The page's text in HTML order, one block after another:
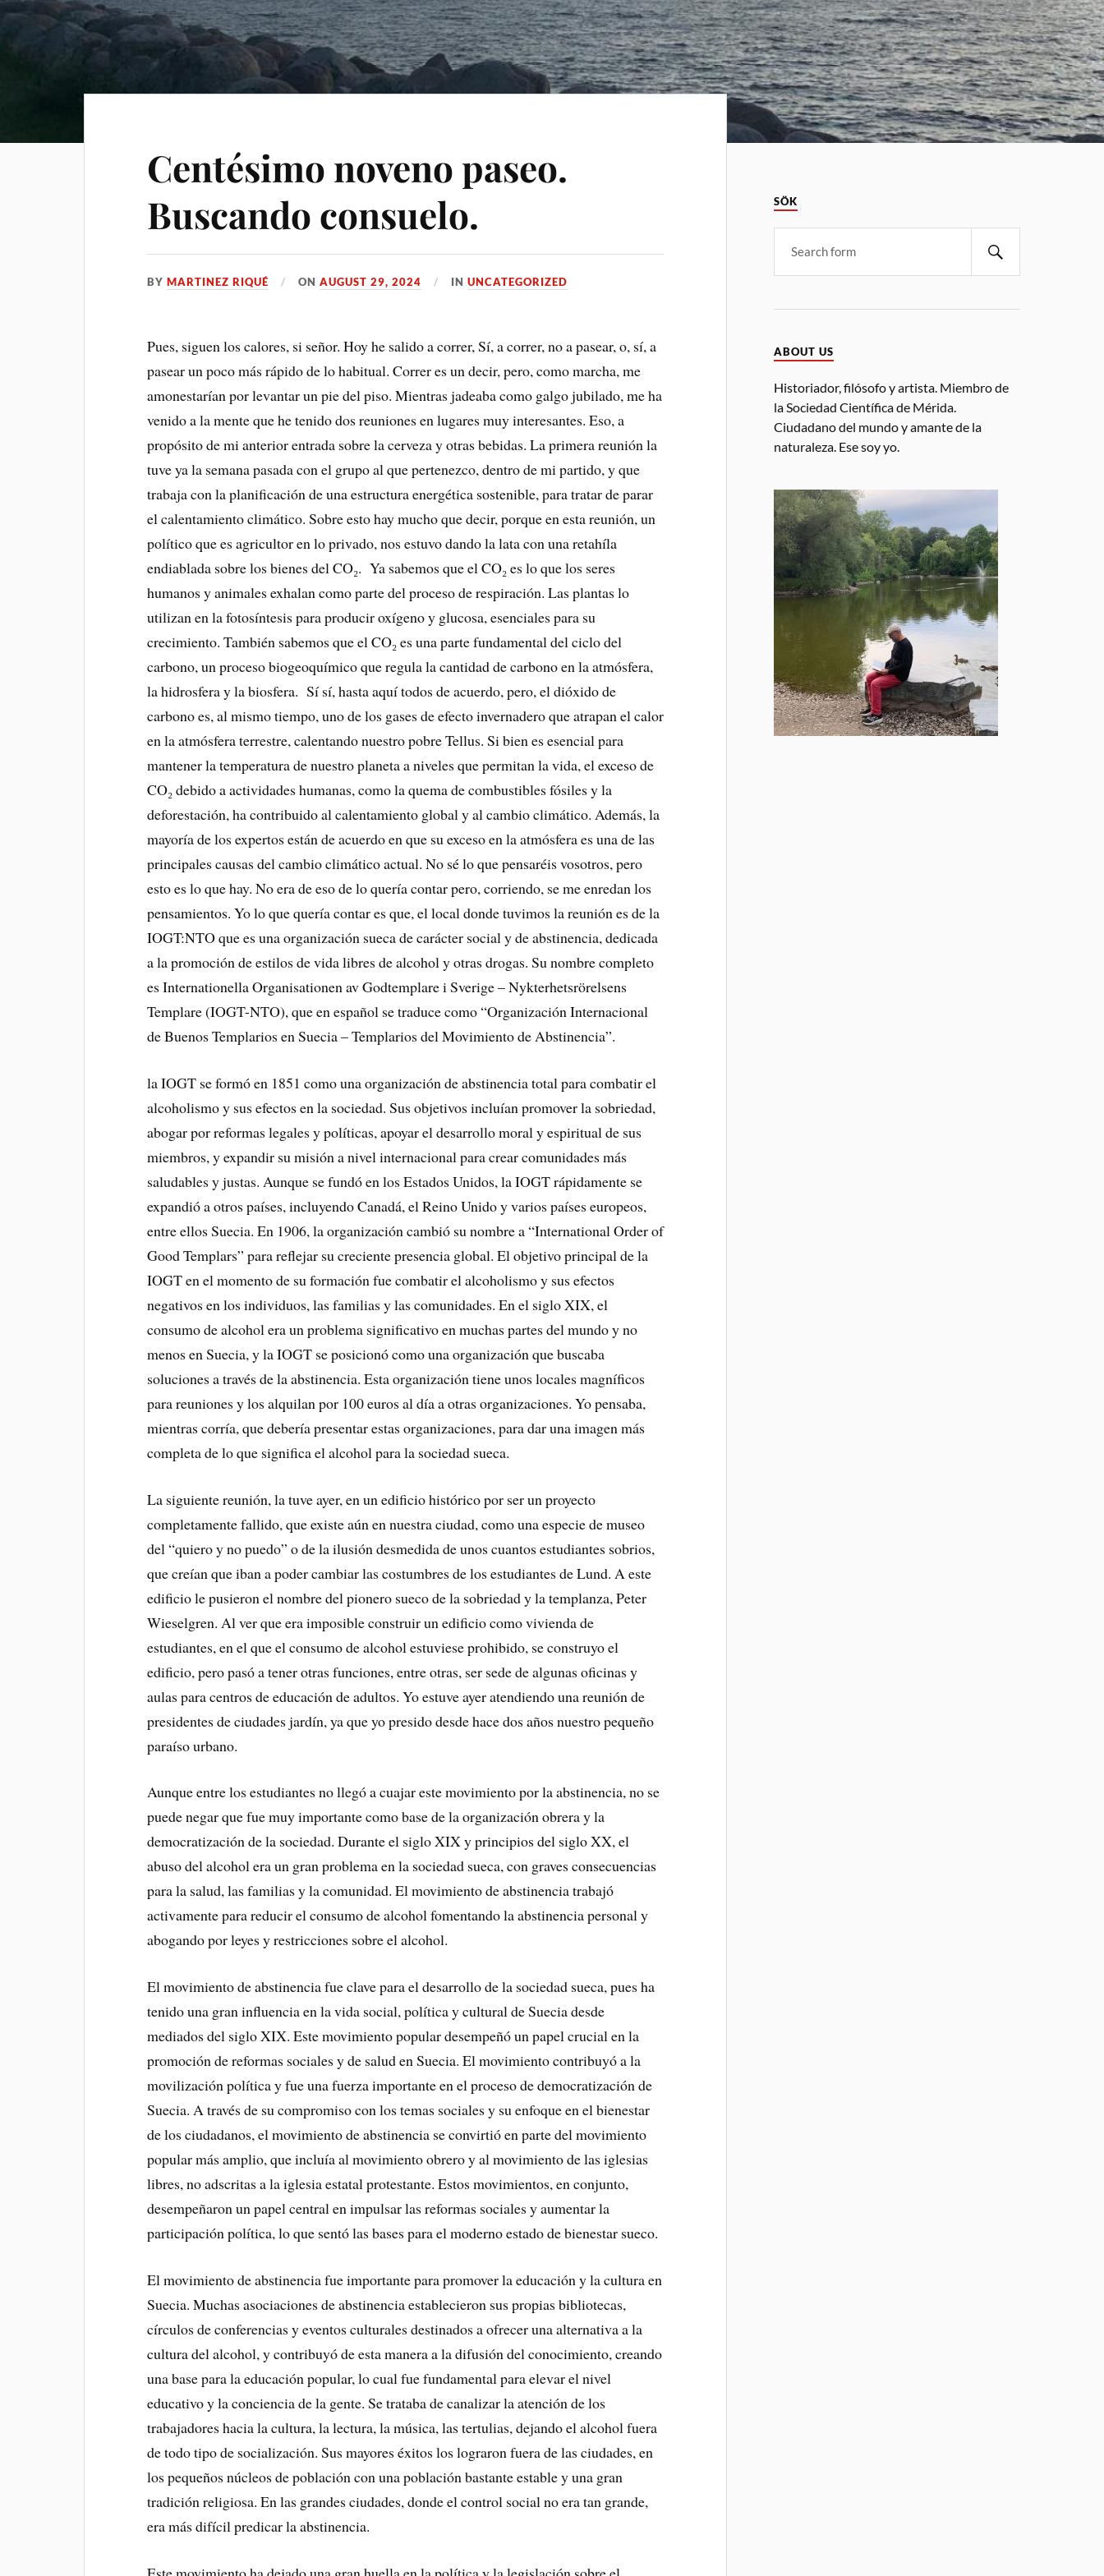
Centésimo noveno paseo.
Buscando consuelo.
BYMARTINEZ RIQUÉ ONAUGUST 29, 2024 INUNCATEGORIZED
Pues, siguen los calores, si señor. Hoy he salido a correr, Sí, a correr, no a pasear, o, sí, a
pasear un poco más rápido de lo habitual. Correr es un decir, pero, como marcha, me
amonestarían por levantar un pie del piso. Mientras jadeaba como galgo jubilado, me ha
venido a la mente que he tenido dos reuniones en lugares muy interesantes. Eso, a
propósito de mi anterior entrada sobre la cerveza y otras bebidas. La primera reunión la
tuve ya la semana pasada con el grupo al que pertenezco, dentro de mi partido, y que
trabaja con la planificación de una estructura energética sostenible, para tratar de parar
el calentamiento climático. Sobre esto hay mucho que decir, porque en esta reunión, un
político que es agricultor en lo privado, nos estuvo dando la lata con una retahíla
endiablada sobre los bienes del CO₂. Ya sabemos que el CO₂ es lo que los seres
humanos y animales exhalan como parte del proceso de respiración. Las plantas lo
utilizan en la fotosíntesis para producir oxígeno y glucosa, esenciales para su
crecimiento. También sabemos que el CO₂ es una parte fundamental del ciclo del
carbono, un proceso biogeoquímico que regula la cantidad de carbono en la atmósfera,
la hidrosfera y la biosfera. Sí sí, hasta aquí todos de acuerdo, pero, el dióxido de
carbono es, al mismo tiempo, uno de los gases de efecto invernadero que atrapan el calor
en la atmósfera terrestre, calentando nuestro pobre Tellus. Si bien es esencial para
mantener la temperatura de nuestro planeta a niveles que permitan la vida, el exceso de
CO₂ debido a actividades humanas, como la quema de combustibles fósiles y la
deforestación, ha contribuido al calentamiento global y al cambio climático. Además, la
mayoría de los expertos están de acuerdo en que su exceso en la atmósfera es una de las
principales causas del cambio climático actual. No sé lo que pensaréis vosotros, pero
esto es lo que hay. No era de eso de lo quería contar pero, corriendo, se me enredan los
pensamientos. Yo lo que quería contar es que, el local donde tuvimos la reunión es de la
IOGT:NTO que es una organización sueca de carácter social y de abstinencia, dedicada
a la promoción de estilos de vida libres de alcohol y otras drogas. Su nombre completo
es Internationella Organisationen av Godtemplare i Sverige – Nykterhetsrörelsens
Templare (IOGT-NTO), que en español se traduce como “Organización Internacional
de Buenos Templarios en Suecia – Templarios del Movimiento de Abstinencia”.
la IOGT se formó en 1851 como una organización de abstinencia total para combatir el
alcoholismo y sus efectos en la sociedad. Sus objetivos incluían promover la sobriedad,
abogar por reformas legales y políticas, apoyar el desarrollo moral y espiritual de sus
miembros, y expandir su misión a nivel internacional para crear comunidades más
saludables y justas. Aunque se fundó en los Estados Unidos, la IOGT rápidamente se
expandió a otros países, incluyendo Canadá, el Reino Unido y varios países europeos,
entre ellos Suecia. En 1906, la organización cambió su nombre a “International Order of
Good Templars” para reflejar su creciente presencia global. El objetivo principal de la
IOGT en el momento de su formación fue combatir el alcoholismo y sus efectos
negativos en los individuos, las familias y las comunidades. En el siglo XIX, el
consumo de alcohol era un problema significativo en muchas partes del mundo y no
menos en Suecia, y la IOGT se posicionó como una organización que buscaba
soluciones a través de la abstinencia. Esta organización tiene unos locales magníficos
para reuniones y los alquilan por 100 euros al día a otras organizaciones. Yo pensaba,
mientras corría, que debería presentar estas organizaciones, para dar una imagen más
completa de lo que significa el alcohol para la sociedad sueca.
La siguiente reunión, la tuve ayer, en un edificio histórico por ser un proyecto
completamente fallido, que existe aún en nuestra ciudad, como una especie de museo
del “quiero y no puedo” o de la ilusión desmedida de unos cuantos estudiantes sobrios,
que creían que iban a poder cambiar las costumbres de los estudiantes de Lund. A este
edificio le pusieron el nombre del pionero sueco de la sobriedad y la templanza, Peter
Wieselgren. Al ver que era imposible construir un edificio como vivienda de
estudiantes, en el que el consumo de alcohol estuviese prohibido, se construyo el
edificio, pero pasó a tener otras funciones, entre otras, ser sede de algunas oficinas y
aulas para centros de educación de adultos. Yo estuve ayer atendiendo una reunión de
presidentes de ciudades jardín, ya que yo presido desde hace dos años nuestro pequeño
paraíso urbano.
Aunque entre los estudiantes no llegó a cuajar este movimiento por la abstinencia, no se
puede negar que fue muy importante como base de la organización obrera y la
democratización de la sociedad. Durante el siglo XIX y principios del siglo XX, el
abuso del alcohol era un gran problema en la sociedad sueca, con graves consecuencias
para la salud, las familias y la comunidad. El movimiento de abstinencia trabajó
activamente para reducir el consumo de alcohol fomentando la abstinencia personal y
abogando por leyes y restricciones sobre el alcohol.
El movimiento de abstinencia fue clave para el desarrollo de la sociedad sueca, pues ha
tenido una gran influencia en la vida social, política y cultural de Suecia desde
mediados del siglo XIX. Este movimiento popular desempeñó un papel crucial en la
promoción de reformas sociales y de salud en Suecia. El movimiento contribuyó a la
movilización política y fue una fuerza importante en el proceso de democratización de
Suecia. A través de su compromiso con los temas sociales y su enfoque en el bienestar
de los ciudadanos, el movimiento de abstinencia se convirtió en parte del movimiento
popular más amplio, que incluía al movimiento obrero y al movimiento de las iglesias
libres, no adscritas a la iglesia estatal protestante. Estos movimientos, en conjunto,
desempeñaron un papel central en impulsar las reformas sociales y aumentar la
participación política, lo que sentó las bases para el moderno estado de bienestar sueco.
El movimiento de abstinencia fue importante para promover la educación y la cultura en
Suecia. Muchas asociaciones de abstinencia establecieron sus propias bibliotecas,
círculos de conferencias y eventos culturales destinados a ofrecer una alternativa a la
cultura del alcohol, y contribuyó de esta manera a la difusión del conocimiento, creando
una base para la educación popular, lo cual fue fundamental para elevar el nivel
educativo y la conciencia de la gente. Se trataba de canalizar la atención de los
trabajadores hacia la cultura, la lectura, la música, las tertulias, dejando el alcohol fuera
de todo tipo de socialización. Sus mayores éxitos los lograron fuera de las ciudades, en
los pequeños núcleos de población con una población bastante estable y una gran
tradición religiosa. En las grandes ciudades, donde el control social no era tan grande,
era más difícil predicar la abstinencia.
SÖK
ABOUT US
Historiador, filósofo y artista. Miembro de
la Sociedad Científica de Mérida.
Ciudadano del mundo y amante de la
naturaleza. Ese soy yo.